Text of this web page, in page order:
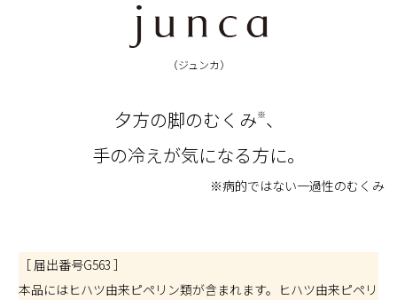
（ジュンカ）
夕方の脚のむくみ※、
手の冷えが気になる方に。
※病的ではない一過性のむくみ
［ 届出番号G563 ］
本品にはヒハツ由来ピペリン類が含まれます。ヒハツ由来ピペリ